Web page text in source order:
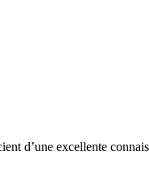
d’une excellente